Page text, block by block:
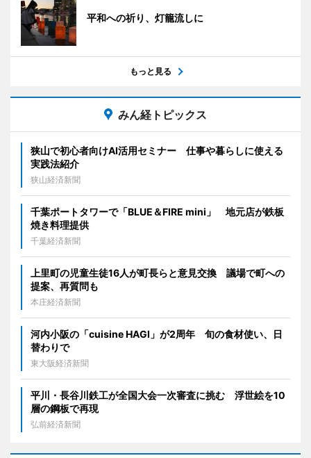
平和への祈り、灯籠流しに
もっと見る
みん経トピックス
狭山で初心者向けAI活用セミナー 仕事や暮らしに使える
実践法紹介
狭山経済新聞
千葉ポートタワーで「BLUE＆FIRE mini」 地元店が鉄板
焼き料理提供
千葉経済新聞
上里町の児童生徒16人が町長らと意見交換 議場で町への
提案、再質問も
本庄経済新聞
河内小阪の「cuisine HAGI」が2周年 旬の食材使い、日
替わりで
東大阪経済新聞
平川・長谷川鉄工が全国大会一次審査に挑む 浮世絵を10
層の鋼板で再現
弘前経済新聞